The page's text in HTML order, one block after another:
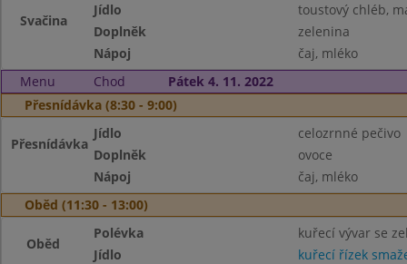
Svačina
Jídlo
toustový chléb,
Doplněk
zelenina
Nápoj
čaj, mléko
Menu
Chod
Pátek 4. 11. 2022
Přesnídávka (8:30 - 9:00)
Přesnídávka
Jídlo
celozrnné pečivo
Doplněk
ovoce
Nápoj
čaj, mléko
Oběd (11:30 - 13:00)
Oběd
Polévka
kuřecí vývar se
Jídlo
kuřecí řízek